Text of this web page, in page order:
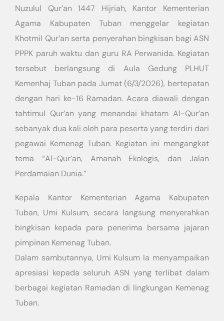
Nuzulul Qur’an 1447 Hijriah, Kantor Kementerian
Agama Kabupaten Tuban menggelar kegiatan
Khotmil Qur’an serta penyerahan bingkisan bagi ASN
PPPK paruh waktu dan guru RA Perwanida. Kegiatan
tersebut berlangsung di Aula Gedung PLHUT
Kemenhaj Tuban pada Jumat (6/3/2026), bertepatan
dengan hari ke-16 Ramadan. Acara diawali dengan
tahtimul Qur’an yang menandai khatam Al-Qur’an
sebanyak dua kali oleh para peserta yang terdiri dari
pegawai Kemenag Tuban. Kegiatan ini mengangkat
tema “Al-Qur’an, Amanah Ekologis, dan Jalan
Perdamaian Dunia.”
Kepala Kantor Kementerian Agama Kabupaten
Tuban, Umi Kulsum, secara langsung menyerahkan
bingkisan kepada para penerima bersama jajaran
pimpinan Kemenag Tuban.
Dalam sambutannya, Umi Kulsum Ia menyampaikan
apresiasi kepada seluruh ASN yang terlibat dalam
berbagai kegiatan Ramadan di lingkungan Kemenag
Tuban.